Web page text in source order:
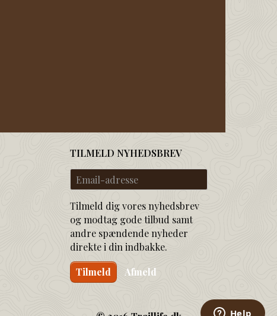
TILMELD NYHEDSBREV
Email-
adresse
Tilmeld dig vores nyhedsbrev
og modtag gode tilbud samt
andre spændende nyheder
direkte i din indbakke.
Tilmeld Afmeld